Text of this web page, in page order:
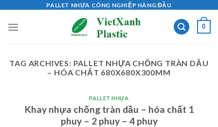
content
PALLET NHỰA CÔNG NGHIỆP HÀNG ĐẦU
0
TAG ARCHIVES: PALLET NHỰA CHỐNG TRÀN DẦU
– HÓA CHẤT 680X680X300MM
PALLET NHỰA
Khay nhựa chống tràn dầu – hóa chất 1
phuy – 2 phuy – 4 phuy